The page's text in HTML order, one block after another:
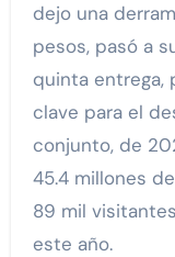
dejo una
pesos, pasó a
quinta entrega,
clave para el
conjunto, de
45.4 millones
89 mil
este año.